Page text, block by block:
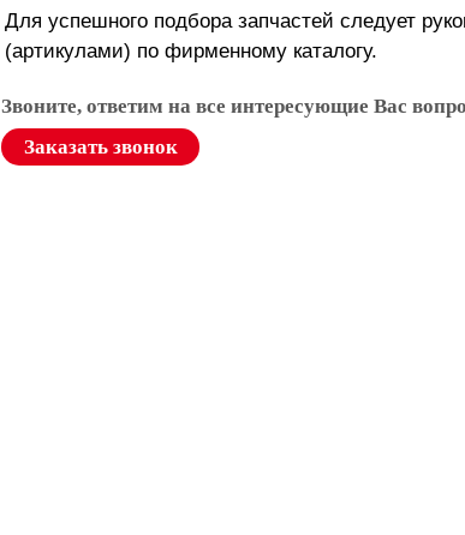
Для успешного подбора запчастей следует
(артикулами) по фирменному каталогу.
Звоните, ответим на все интересующие Вас
Заказать звонок